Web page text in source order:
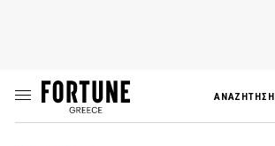
ΑΝΑΖΗΤΗΣΗ